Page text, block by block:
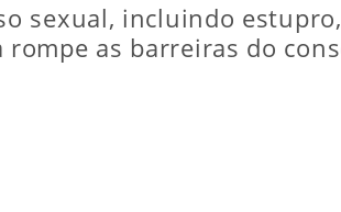
sexual, incluindo
rompe as barreiras do